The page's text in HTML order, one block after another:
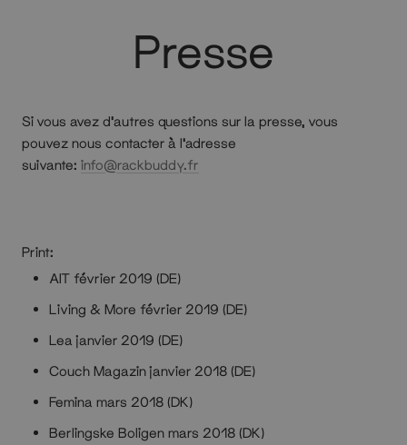
Presse
Si vous avez d'autres questions sur la presse, vous
pouvez nous contacter à l'adresse
suivante: info@rackbuddy.fr
Print:
AIT février 2019 (DE)
Living & More février 2019 (DE)
Lea janvier 2019 (DE)
Couch Magazin janvier 2018 (DE)
Femina mars 2018 (DK)
Berlingske Boligen mars 2018 (DK)